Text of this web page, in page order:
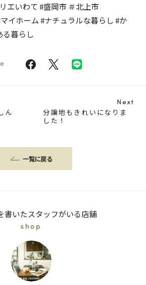
エいわて #盛岡市 ＃北上市
イホーム #ナチュラルな暮らし #か
る暮らし
ん
一覧に戻る
Next
分譲地もきれいになりま
した！
書いたスタッフがいる店舗
shop